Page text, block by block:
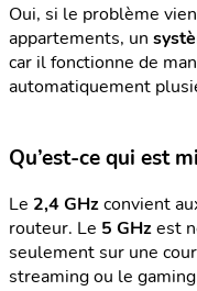
Oui, si le problème
appartements, un
car il fonctionne de
automatiquement
Qu’est-ce qui est
Le 2,4 GHzconvient
routeur. Le 5 GHzest
seulement sur une
streaming ou le